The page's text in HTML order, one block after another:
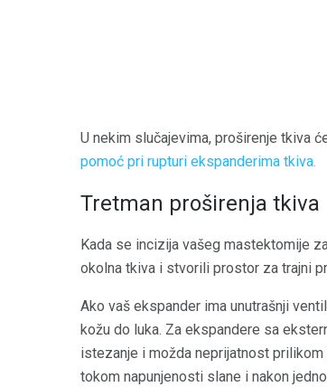
U nekim slučajevima, proširenje tkiva
pomoć pri rupturi ekspanderima tkiva.
Tretman proširenja tkiva
Kada se incizija vašeg mastektomije
okolna tkiva i stvorili prostor za trajni
Ako vaš ekspander ima unutrašnji
kožu do luka. Za ekspandere sa
istezanje i možda neprijatnost
tokom napunjenosti slane i nakon